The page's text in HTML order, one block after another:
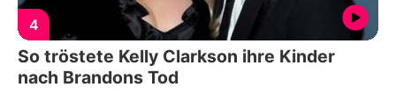
4
So tröstete Kelly Clarkson ihre Kinder
nach Brandons Tod